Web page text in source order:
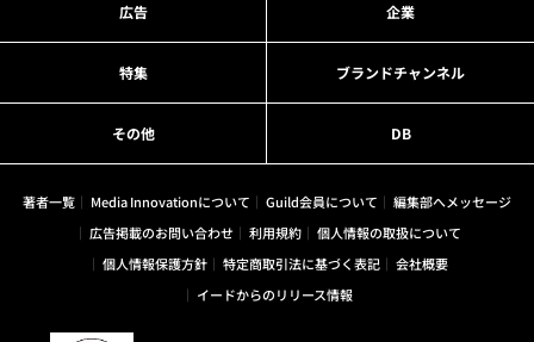
広告 企業
特集 ブランドチャンネル
その他 DB
著者一覧 Media Innovationについて Guild会員について
編集部へメッセージ
広告掲載のお問い合わせ
利用規約
個人情報の取扱について
個人情報保護方針
特定商取引法に基づく表記
会社概要
イードからのリリース情報